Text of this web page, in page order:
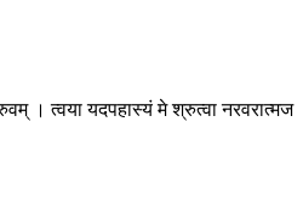
। त्वया यदपहास्यं मे श्रुत्वा नरवरात्मज